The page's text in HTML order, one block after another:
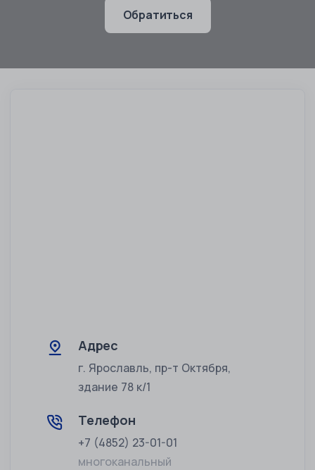
Обратиться
Адрес
г. Ярославль, пр-т Октября,
здание 78 к/1
Телефон
+7 (4852) 23-01-01
многоканальный